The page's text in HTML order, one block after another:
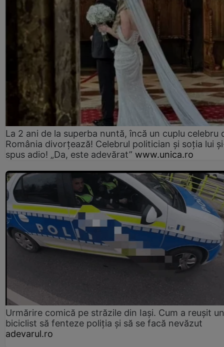
La 2 ani de la superba nuntă, încă un cuplu celebru
România divorțează! Celebrul politician și soția lui
spus adio! „Da, este adevărat” www.unica.ro
Urmărire comică pe străzile din Iași. Cum a reușit un
biciclist să fenteze poliția și să se facă nevăzut
adevarul.ro